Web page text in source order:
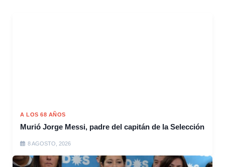
A LOS 68 AÑOS
Murió Jorge Messi, padre del capitán de la Selección
8 AGOSTO, 2026